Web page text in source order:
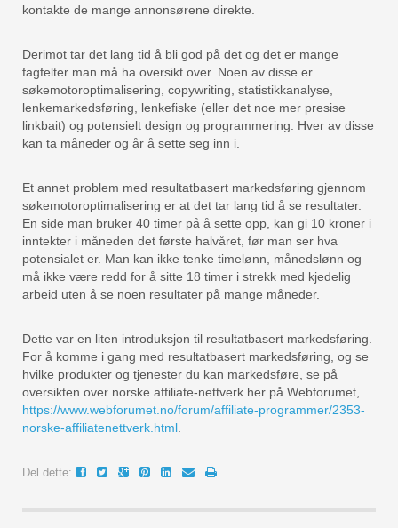
kontakte de mange annonsørene direkte.
Derimot tar det lang tid å bli god på det og det er mange
fagfelter man må ha oversikt over. Noen av disse er
søkemotoroptimalisering, copywriting, statistikkanalyse,
lenkemarkedsføring, lenkefiske (eller det noe mer presise
linkbait) og potensielt design og programmering. Hver av disse
kan ta måneder og år å sette seg inn i.
Et annet problem med resultatbasert markedsføring gjennom
søkemotoroptimalisering er at det tar lang tid å se resultater.
En side man bruker 40 timer på å sette opp, kan gi 10 kroner i
inntekter i måneden det første halvåret, før man ser hva
potensialet er. Man kan ikke tenke timelønn, månedslønn og
må ikke være redd for å sitte 18 timer i strekk med kjedelig
arbeid uten å se noen resultater på mange måneder.
Dette var en liten introduksjon til resultatbasert markedsføring.
For å komme i gang med resultatbasert markedsføring, og se
hvilke produkter og tjenester du kan markedsføre, se på
oversikten over norske affiliate-nettverk her på Webforumet,
https://www.webforumet.no/forum/affiliate-programmer/2353-
norske-affiliatenettverk.html
Del dette: